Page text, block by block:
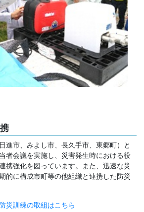
進市、みよし市、長久手市、東郷町）と
者会議を実施し、災害発生時における役
携強化を図っています。また、迅速な災
的に構成市町等の他組織と連携した防災
災訓練の取組はこちら